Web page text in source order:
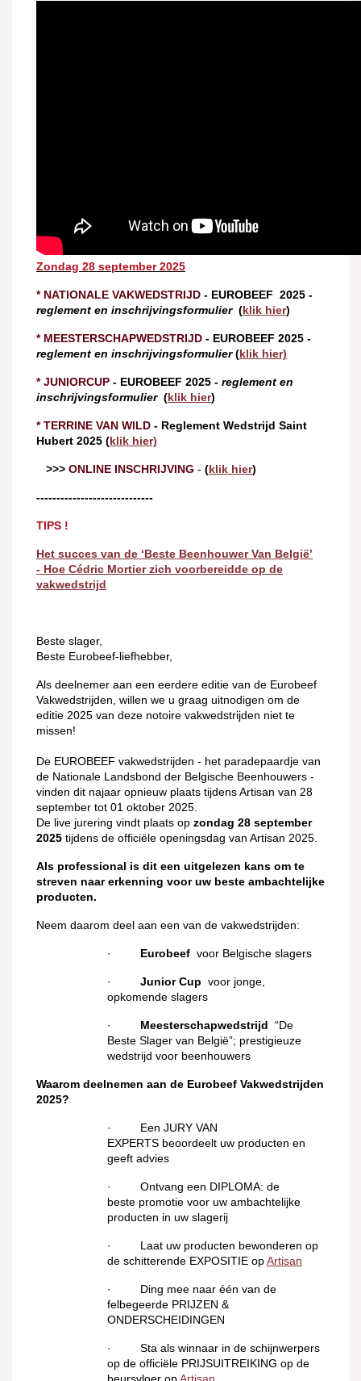
Zondag 28 september 2025
* NATIONALE VAKWEDSTRIJD - EUROBEEF 2025 -
reglement en inschrijvingsformulier (klik hier)
* MEESTERSCHAPWEDSTRIJD - EUROBEEF 2025 -
reglement en inschrijvingsformulier(klik hier)
* JUNIORCUP - EUROBEEF 2025 - reglement en
inschrijvingsformulier (klik hier)
* TERRINE VAN WILD - Reglement Wedstrijd Saint
Hubert 2025 (klik hier)
>>> ONLINE INSCHRIJVING - (klik hier)
-----------------------------
TIPS !
Het succes van de ‘Beste Beenhouwer Van België’
- Hoe Cédric Mortier zich voorbereidde op de
vakwedstrijd
Beste slager,
Beste Eurobeef-liefhebber,
Als deelnemer aan een eerdere editie van de Eurobeef
Vakwedstrijden, willen we u graag uitnodigen om de
editie 2025 van deze notoire vakwedstrijden niet te
missen!
De EUROBEEF vakwedstrijden - het paradepaardje van
de Nationale Landsbond der Belgische Beenhouwers -
vinden dit najaar opnieuw plaats tijdens Artisan van 28
september tot 01 oktober 2025.
De live jurering vindt plaats op zondag 28 september
2025 tijdens de officiële openingsdag van Artisan 2025.
Als professional is dit een uitgelezen kans om te
streven naar erkenning voor uw beste ambachtelijke
producten.
Neem daarom deel aan een van de vakwedstrijden:
· Eurobeef voor Belgische slagers
· Junior Cup voor jonge,
opkomende slagers
· Meesterschapwedstrijd “De
Beste Slager van België”; prestigieuze
wedstrijd voor beenhouwers
Waarom deelnemen aan de Eurobeef Vakwedstrijden
2025?
· Een JURY VAN
EXPERTS beoordeelt uw producten en
geeft advies
· Ontvang een DIPLOMA: de
beste promotie voor uw ambachtelijke
producten in uw slagerij
· Laat uw producten bewonderen op
de schitterende EXPOSITIE opArtisan
· Ding mee naar één van de
felbegeerde PRIJZEN &
ONDERSCHEIDINGEN
· Sta als winnaar in de schijnwerpers
op de officiële PRIJSUITREIKING op de
beursvloer op Artisan